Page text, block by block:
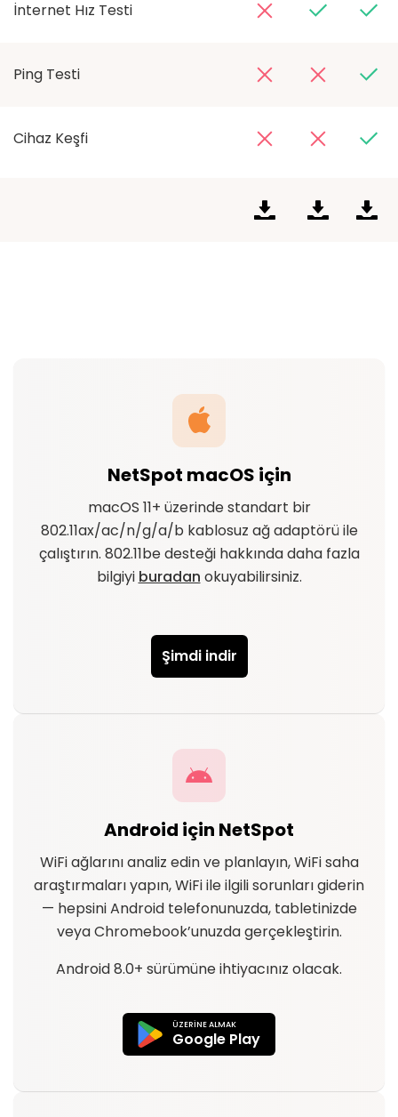
İnternet Hız Testi
Ping Testi
Cihaz Keşfi
NetSpot macOS için
macOS 11+ üzerinde standart bir
802.11ax/ac/n/g/a/b kablosuz ağ adaptörü ile
çalıştırın. 802.11be desteği hakkında daha fazla
bilgiyi buradan okuyabilirsiniz.
Şimdi indir
Android için NetSpot
WiFi ağlarını analiz edin ve planlayın, WiFi saha
araştırmaları yapın, WiFi ile ilgili sorunları giderin
— hepsini Android telefonunuzda, tabletinizde
veya Chromebook’unuzda gerçekleştirin.
Android 8.0+ sürümüne ihtiyacınız olacak.
ÜZERİNE ALMAK
Google Play